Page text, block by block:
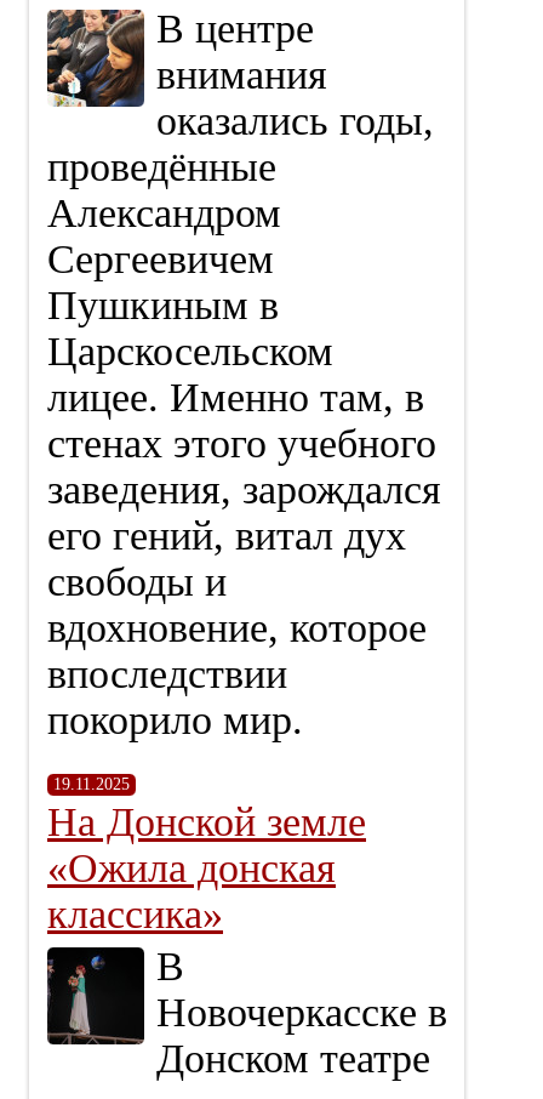
В центре
внимания
оказались годы,
проведённые
Александром
Сергеевичем
Пушкиным в
Царскосельском
лицее. Именно там, в
стенах этого учебного
заведения, зарождался
его гений, витал дух
свободы и
вдохновение, которое
впоследствии
покорило мир.
19.11.2025
На Донской земле
«Ожила донская
классика»
В
Новочеркасске в
Донском театре